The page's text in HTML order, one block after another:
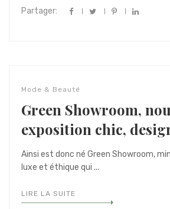
Partager:
Mode & Beauté
Green Showroom,
exposition chic,
Ainsi est donc né Green Showroom,
luxe et éthique qui ...
LIRE LA SUITE